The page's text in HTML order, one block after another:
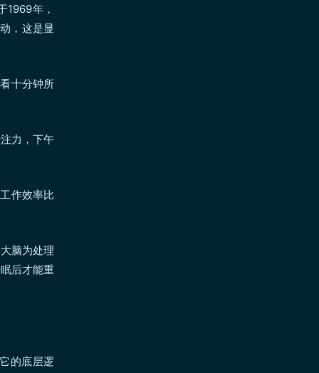
1969年，
，这是显
十分钟所
力，下午
作效率比
脑为处理
后才能重
的底层逻